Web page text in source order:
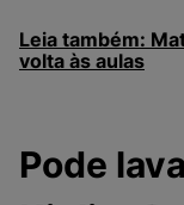
Leia também:
volta às aulas
Pode